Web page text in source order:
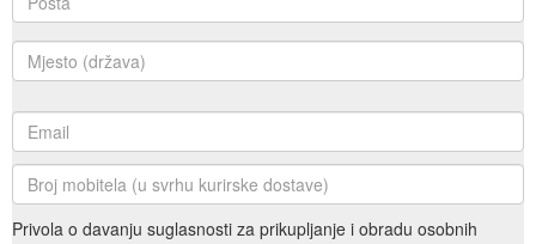
Privola o davanju suglasnosti za prikupljanje i obradu osobnih